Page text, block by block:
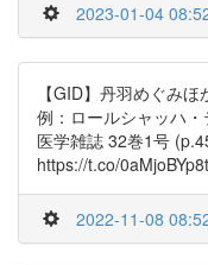
2023-01-04
【GID】丹羽めぐみ
例：ロールシャッハ
医学雑誌 32巻1号
https://t.co/
2022-11-08